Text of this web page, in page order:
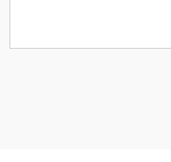
Görüş ve önerileriniz için teşekkür ederiz.